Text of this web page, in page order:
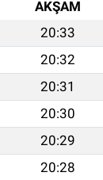
AKŞAM
20:33
20:32
20:31
20:30
20:29
20:28